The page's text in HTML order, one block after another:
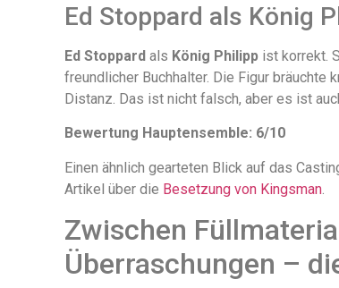
Ed Stoppard als König
Ed Stoppard als König Philipp ist korrekt.
freundlicher Buchhalter. Die Figur bräuchte
Distanz. Das ist nicht falsch, aber es ist
Bewertung Hauptensemble: 6/10
Einen ähnlich gearteten Blick auf das
Artikel über die Besetzung von Kingsman
Zwischen
Überraschungen –